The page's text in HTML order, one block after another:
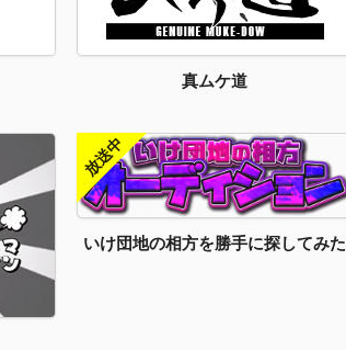
真ムケ道
いけ団地の相方を勝手に探してみた